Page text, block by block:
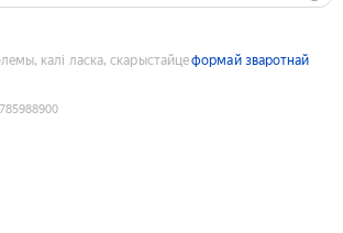
калі ласка, скарыстайцеформай зваротнай